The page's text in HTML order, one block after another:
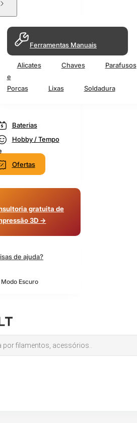
Ferramentas Manuais
Alicates Chaves
Parafusos
e
Porcas
Lixas Soldadura
Baterias
Hobby / Tempo
Ofertas
gratuita de
3D →
de ajuda?
Escuro